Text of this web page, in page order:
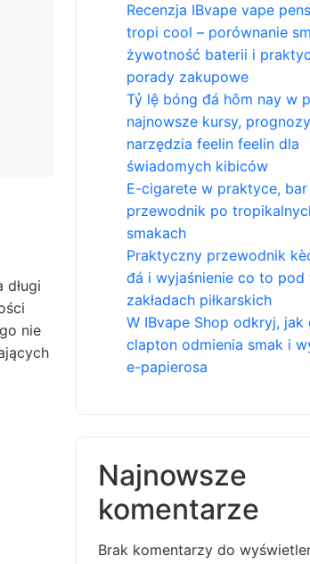
nie
Recenzja IBvape vape
tropi cool – porównanie
żywotność baterii i
porady zakupowe
Tỷ lệ bóng đá hôm nay w
najnowsze kursy,
narzędzia feelin feelin dla
świadomych kibiców
E-cigarete w praktyce,
przewodnik po
smakach
Praktyczny przewodnik
đá i wyjaśnienie co to pod
zakładach piłkarskich
W IBvape Shop odkryj, jak
clapton odmienia smak i
e-papierosa
Najnowsze
komentarze
Brak komentarzy do